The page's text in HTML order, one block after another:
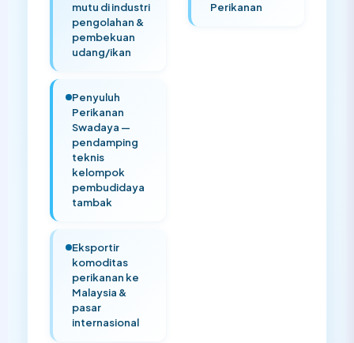
mutu di industri
pengolahan &
pembekuan
udang/ikan
Penyuluh
Perikanan
Swadaya —
pendamping
teknis
kelompok
pembudidaya
tambak
Eksportir
komoditas
perikanan ke
Malaysia &
pasar
internasional
Perikanan